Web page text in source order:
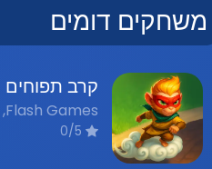
משחקים דומים